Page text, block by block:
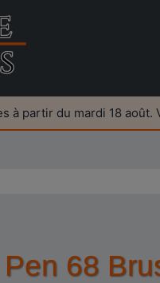
à partir du mardi 18
68